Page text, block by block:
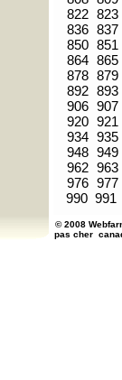
822 823
836 837
850 851
864 865
878 879
892 893
906 907
920 921
934 935
948 949
962 963
976 977
990 991
© 2008
pas cher